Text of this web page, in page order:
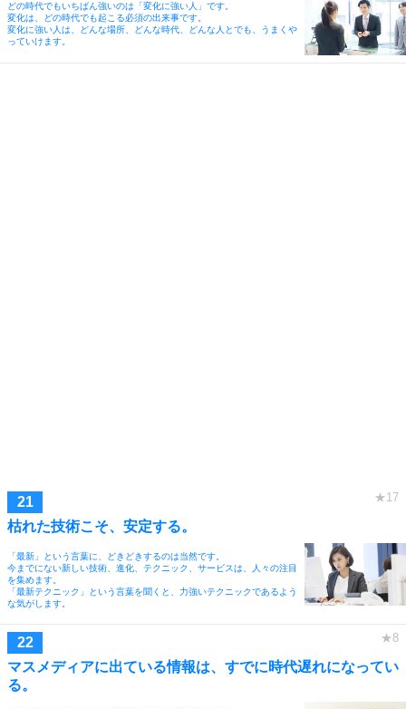
どの時代でもいちばん強いのは「変化に強い人」です。
変化は、どの時代でも起こる必須の出来事です。
変化に強い人は、どんな場所、どんな時代、どんな人とでも、うまくや
っていけます。
枯れた技術こそ、安定する。
「最新」という言葉に、どきどきするのは当然です。
今までにない新しい技術、進化、テクニック、サービスは、人々の注目
を集めます。
「最新テクニック」という言葉を聞くと、力強いテクニックであるよう
な気がします。
マスメディアに出ている情報は、すでに時代遅れになってい
る。